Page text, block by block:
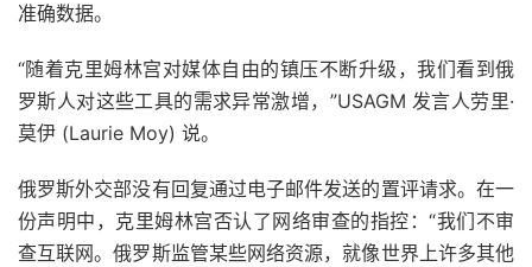
准确数据。
“随着克里姆林宫对媒体自由的镇压不断升级，我们看到俄
罗斯人对这些工具的需求异常激增，”USAGM 发言人劳里·
莫伊 (Laurie Moy) 说。
俄罗斯外交部没有回复通过电子邮件发送的置评请求。在一
份声明中，克里姆林宫否认了网络审查的指控：“我们不审
查互联网。俄罗斯监管某些网络资源，就像世界上许多其他